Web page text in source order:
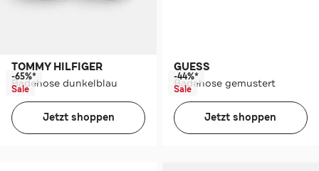
TOMMY HILFIGER
Badehose dunkelblau
-65%*
Sale
Jetzt shoppen
GUESS
Badehose gemustert
-44%*
Sale
Jetzt shoppen